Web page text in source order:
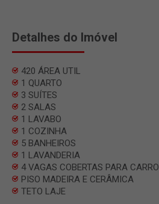
Detalhes do Imóvel
420 ÁREA UTIL
1 QUARTO
3 SUÍTES
2 SALAS
1 LAVABO
1 COZINHA
5 BANHEIROS
1 LAVANDERIA
4 VAGAS COBERTAS PARA CARRO
PISO MADEIRA E CERÂMICA
TETO LAJE